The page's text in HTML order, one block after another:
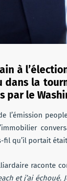
à
dans la
par le
l’émission
qu’il portait
raconte
et j’ai échoué.